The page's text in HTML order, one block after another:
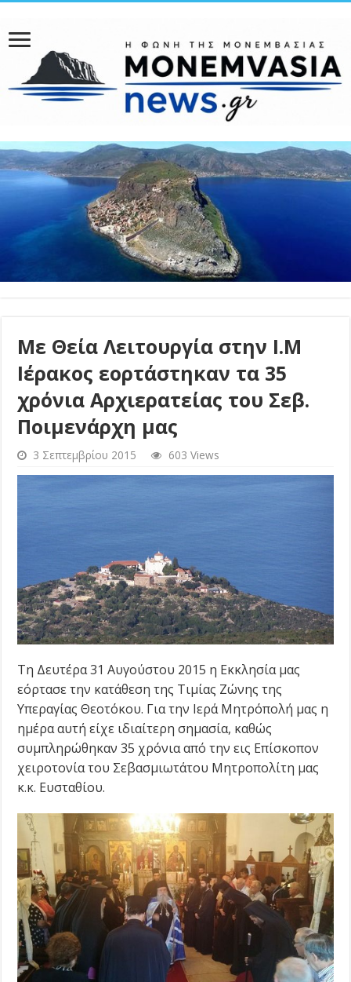
Με Θεία Λειτουργία στην Ι.Μ
Ιέρακος εορτάστηκαν τα 35
χρόνια Αρχιερατείας του Σεβ.
Ποιμενάρχη μας
3 Σεπτεμβρίου 2015 603 Views
Τη Δευτέρα 31 Αυγούστου 2015 η Εκκλησία μας
εόρτασε την κατάθεση της Τιμίας Ζώνης της
Υπεραγίας Θεοτόκου. Για την Ιερά Μητρόπολή μας η
ημέρα αυτή είχε ιδιαίτερη σημασία, καθώς
συμπληρώθηκαν 35 χρόνια από την εις Επίσκοπον
χειροτονία του Σεβασμιωτάτου Μητροπολίτη μας
κ.κ. Ευσταθίου.